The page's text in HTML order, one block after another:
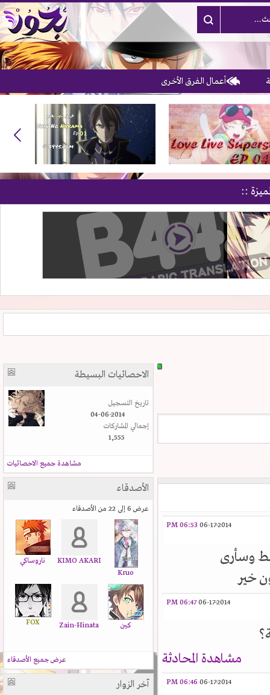
أعمال الفرق الأخرى
::
06-17-2014
06:53 PM
وسأرى
خير
06-17-2014
06:47 PM
مشاهدة المحادثة
06-17-2014
06:46 PM
الاحصائيات البسيطة
تاريخ التسجيل
04-06-2014
إجمالي المشاركات
1,555
مشاهدة جميع الاحصائيات
الأصدقاء
عرض 6 إلى 22 من الأصدقاء
Kruo
KIMO AKARI ناروساكي
كين Zain-Hinata
FOX
عرض جميع الأصدقاء
آخر الزوار